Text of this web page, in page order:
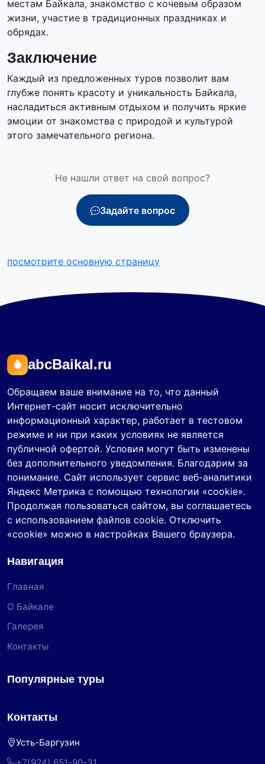
местам Байкала, знакомство с кочевым образом
жизни, участие в традиционных праздниках и
обрядах.
Заключение
Каждый из предложенных туров позволит вам
глубже понять красоту и уникальность Байкала,
насладиться активным отдыхом и получить яркие
эмоции от знакомства с природой и культурой
этого замечательного региона.
Не нашли ответ на свой вопрос?
Задайте вопрос
посмотрите основную страницу
abcBaikal.ru
Обращаем ваше внимание на то, что данный
Интернет-сайт носит исключительно
информационный характер, работает в тестовом
режиме и ни при каких условиях не является
публичной офертой. Условия могут быть изменены
без дополнительного уведомления. Благодарим за
понимание. Сайт использует сервис веб-аналитики
Яндекс Метрика с помощью технологии «cookie».
Продолжая пользоваться сайтом, вы соглашаетесь
с использованием файлов cookie. Отключить
«cookie» можно в настройках Вашего браузера.
Навигация
Главная
О Байкале
Галерея
Контакты
Популярные туры
Контакты
Усть-Баргузин